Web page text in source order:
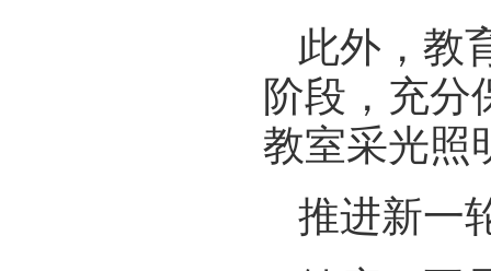
此外，教
阶段，充分
教室采光照
推进新一